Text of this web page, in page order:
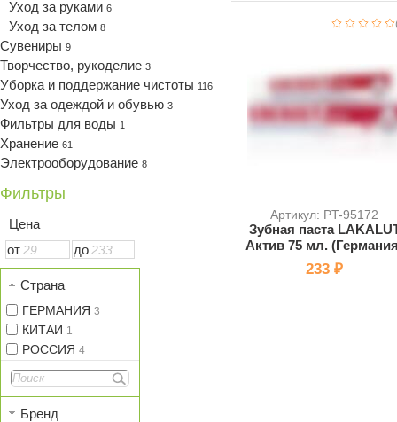
Уход за руками 6
Уход за телом 8
Сувениры 9
Творчество, рукоделие 3
Уборка и поддержание чистоты 116
Уход за одеждой и обувью 3
Фильтры для воды 1
Хранение 61
Электрооборудование 8
Фильтры
Цена
от
до
Страна
ГЕРМАНИЯ 3
КИТАЙ 1
РОССИЯ 4
Бренд
Артикул: PT-95172
Зубная паста
Актив 75 мл.
233 ₽